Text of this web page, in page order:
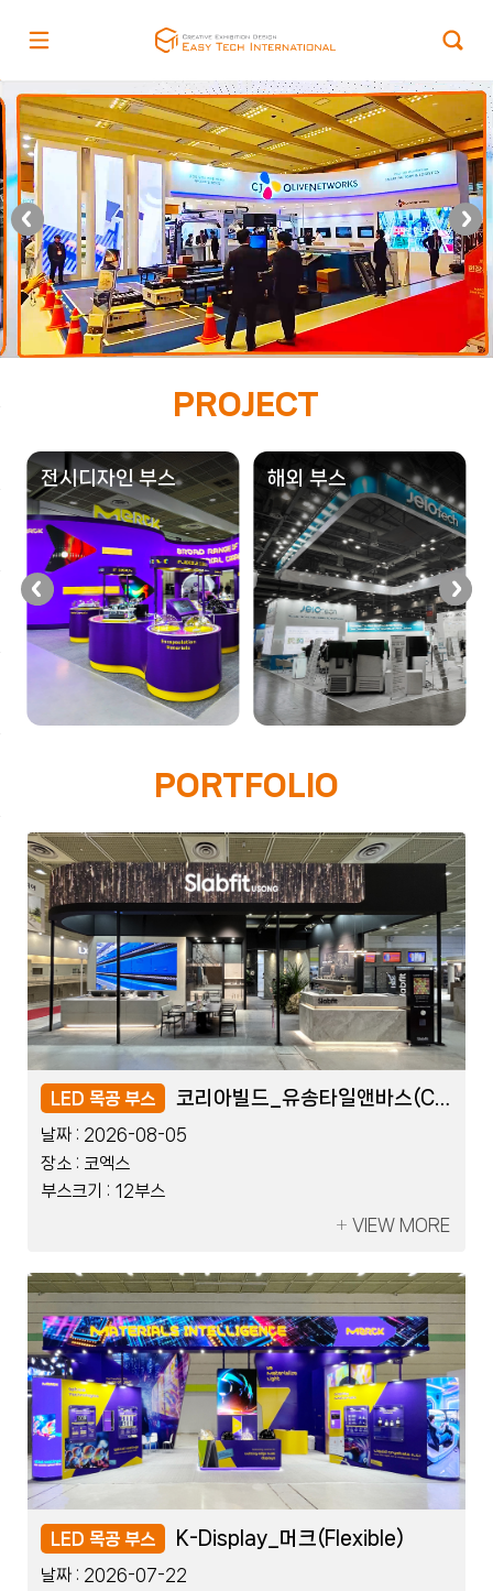
PROJECT
전시디자인 부스 해외 부스
PORTFOLIO
LED 블럭 부스 KDTEX_쓰리포인트덴탈(COB)
날짜 : 2026-07-17
장소 : 킨텍스
부스크기 : 10부스
VIEW MORE
LED 블럭 부스 레이저코리아_한국제지
날짜 : 2026-07-08
LED 목공 부스
날짜 : 2026-08-05
장소 : 코엑스
부스크기 : 12부스
VIEW MORE
LED 목공 부스 K-Display_머크(Flexible)
날짜 : 2026-07-22
LED 블럭 부스 KDTEX_쓰리포인트덴탈(COB)
날짜 : 2026-07-17
장소 : 킨텍스
부스크기 : 10부스
VIEW MORE
LED 블럭 부스 레이저코리아_한국제지
날짜 : 2026-07-08
LED 목공 부스
날짜 : 2026-08-05
장소 : 코엑스
부스크기 : 12부스
VIEW MORE
LED 목공 부스 K-Display_머크(Flexible)
날짜 : 2026-07-22